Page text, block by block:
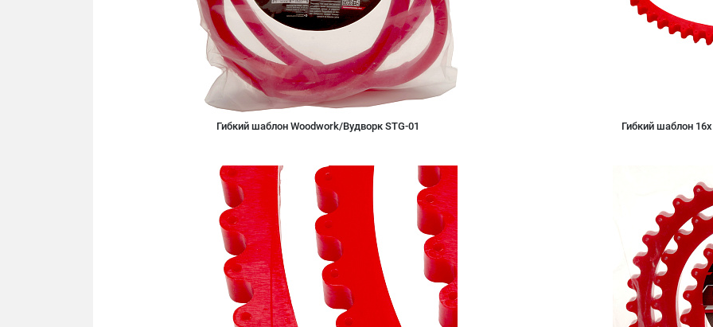
Гибкий шаблон Woodwork/Вудворк STG-01 Гибкий шаблон